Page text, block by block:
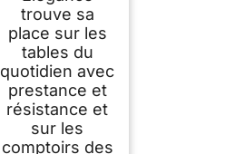
trouve sa
place sur les
tables du
quotidien avec
prestance et
résistance et
sur les
comptoirs des